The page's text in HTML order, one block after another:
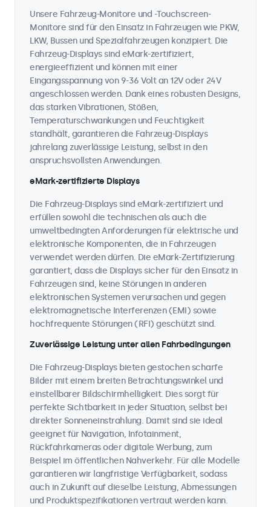
Unsere Fahrzeug-Monitore und -Touchscreen-
Monitore sind für den Einsatz in Fahrzeugen wie PKW,
LKW, Bussen und Spezialfahrzeugen konzipiert. Die
Fahrzeug-Displays sind eMark-zertifiziert,
energieeffizient und können mit einer
Eingangsspannung von 9-36 Volt an 12V oder 24V
angeschlossen werden. Dank eines robusten Designs,
das starken Vibrationen, Stößen,
Temperaturschwankungen und Feuchtigkeit
standhält, garantieren die Fahrzeug-Displays
jahrelang zuverlässige Leistung, selbst in den
anspruchsvollsten Anwendungen.
eMark-zertifizierte Displays
Die Fahrzeug-Displays sind eMark-zertifiziert und
erfüllen sowohl die technischen als auch die
umweltbedingten Anforderungen für elektrische und
elektronische Komponenten, die in Fahrzeugen
verwendet werden dürfen. Die eMark-Zertifizierung
garantiert, dass die Displays sicher für den Einsatz in
Fahrzeugen sind, keine Störungen in anderen
elektronischen Systemen verursachen und gegen
elektromagnetische Interferenzen (EMI) sowie
hochfrequente Störungen (RFI) geschützt sind.
Zuverlässige Leistung unter allen Fahrbedingungen
Die Fahrzeug-Displays bieten gestochen scharfe
Bilder mit einem breiten Betrachtungswinkel und
einstellbarer Bildschirmhelligkeit. Dies sorgt für
perfekte Sichtbarkeit in jeder Situation, selbst bei
direkter Sonneneinstrahlung. Damit sind sie ideal
geeignet für Navigation, Infotainment,
Rückfahrkameras oder digitale Werbung, zum
Beispiel im öffentlichen Nahverkehr. Für alle Modelle
garantieren wir langfristige Verfügbarkeit, sodass
auch in Zukunft auf dieselbe Leistung, Abmessungen
und Produktspezifikationen vertraut werden kann.